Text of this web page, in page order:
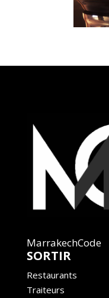
MarrakechCode
SORTIR
Restaurants
Traiteurs